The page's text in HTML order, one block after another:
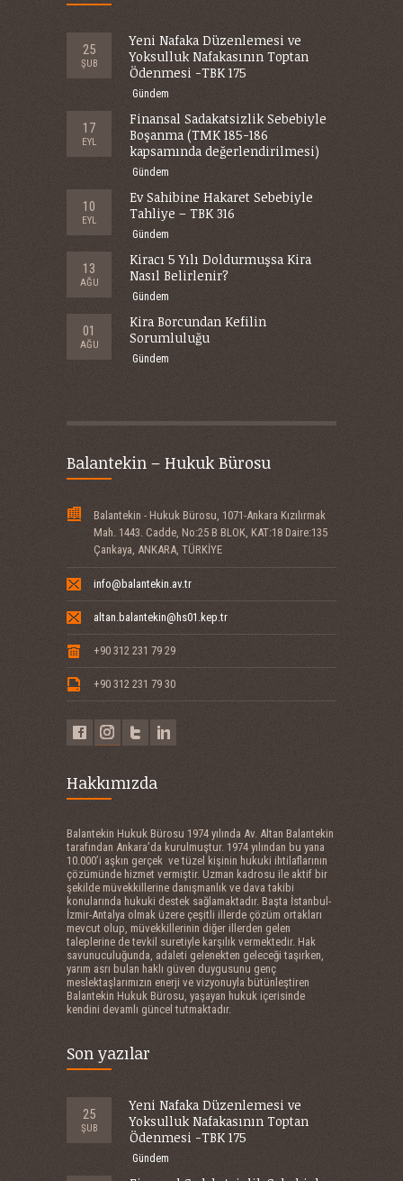
25
ŞUB
Yeni Nafaka Düzenlemesi ve
Yoksulluk Nafakasının Toptan
Ödenmesi -TBK 175
Gündem
17
EYL
Finansal Sadakatsizlik Sebebiyle
Boşanma (TMK 185-186
kapsamında değerlendirilmesi)
Gündem
10
EYL
Ev Sahibine Hakaret Sebebiyle
Tahliye – TBK 316
Gündem
13
AĞU
Kiracı 5 Yılı Doldurmuşsa Kira
Nasıl Belirlenir?
Gündem
01
AĞU
Kira Borcundan Kefilin
Sorumluluğu
Gündem
Balantekin – Hukuk Bürosu
Balantekin - Hukuk Bürosu, 1071-Ankara Kızılırmak
Mah. 1443. Cadde, No:25 B BLOK, KAT:18 Daire:135
Çankaya, ANKARA, TÜRKİYE
info@balantekin.av.tr
altan.balantekin@hs01.kep.tr
+90 312 231 79 29
+90 312 231 79 30
Hakkımızda
Balantekin Hukuk Bürosu 1974 yılında Av. Altan Balantekin
tarafından Ankara’da kurulmuştur. 1974 yılından bu yana
10.000’i aşkın gerçek ve tüzel kişinin hukuki ihtilaflarının
çözümünde hizmet vermiştir. Uzman kadrosu ile aktif bir
şekilde müvekkillerine danışmanlık ve dava takibi
konularında hukuki destek sağlamaktadır. Başta İstanbul-
İzmir-Antalya olmak üzere çeşitli illerde çözüm ortakları
mevcut olup, müvekkillerinin diğer illerden gelen
taleplerine de tevkil suretiyle karşılık vermektedir. Hak
savunuculuğunda, adaleti gelenekten geleceği taşırken,
yarım asrı bulan haklı güven duygusunu genç
meslektaşlarımızın enerji ve vizyonuyla bütünleştiren
Balantekin Hukuk Bürosu, yaşayan hukuk içerisinde
kendini devamlı güncel tutmaktadır.
Son yazılar
25
ŞUB
Yeni Nafaka Düzenlemesi ve
Yoksulluk Nafakasının Toptan
Ödenmesi -TBK 175
Gündem